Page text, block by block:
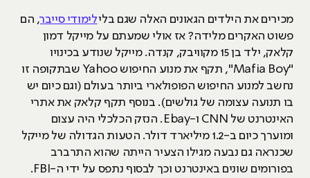
מכירים את הילדים הגאונים האלה שגם בלילימודי סייבר, הם
פשוט האקרים מלידה? אז אולי שמעתם על מייקל דמון
קלאק, ילד בן 15 מקוויבק, קנדה. מייקל שנודע בכינויו
"Mafia Boy", תקף את מנוע החיפוש Yahoo שבתקופה זו
נחשב למנוע החיפוש הפופולארי ביותר בעולם (וגם כיום יש
בו תנועה עצומה של גולשים). בנוסף תקף קלאק את אתרי
האינטרנט של CNN ו-Ebay. הנזק הכלכלי היה עצום
ומוערך כיום ב-1.2 מיליארד דולר. הטעות הגדולה של מייקל
שכנראה גם נבעה מגילו הצעיר הייתה שהוא התרברב
בפורומים שונים באינטרנט וכך לבסוף נתפס על ידי ה-FBI.